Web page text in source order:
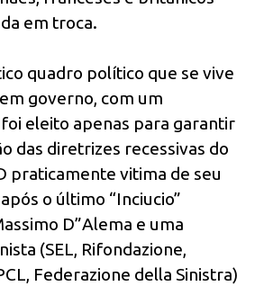
em troca.
quadro político que se vive
governo, com um
eleito apenas para garantir
das diretrizes recessivas do
praticamente vitima de seu
o último “Inciucio”
D”Alema e uma
(SEL, Rifondazione,
Federazione della Sinistra)